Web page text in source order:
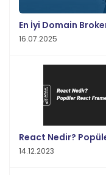
En İyi Domain
16.07.2025
React Nedir?
14.12.2023